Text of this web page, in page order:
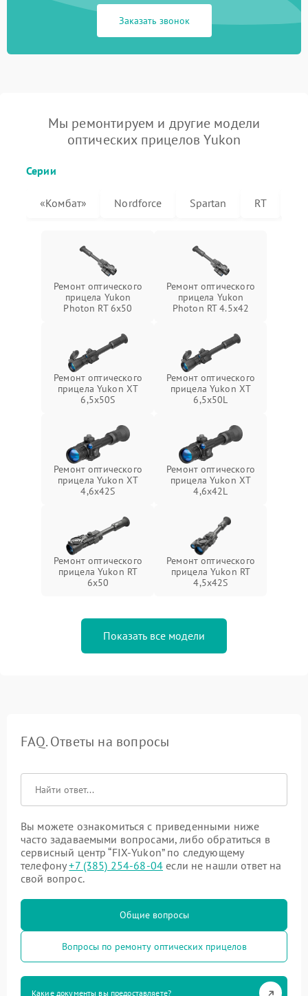
Заказать звонок
Мы ремонтируем и другие модели
оптических прицелов Yukon
Серии
«Комбат» Nordforce Spartan RT
Ремонт оптического
прицела Yukon
Photon RT 6x50
Ремонт оптического
прицела Yukon
Photon RT 4.5x42
Ремонт оптического
прицела Yukon XT
6,5x50S
Ремонт оптического
прицела Yukon XT
6,5x50L
Ремонт оптического
прицела Yukon XT
4,6x42S
Ремонт оптического
прицела Yukon XT
4,6x42L
Ремонт оптического
прицела Yukon RT
6x50
Ремонт оптического
прицела Yukon RT
4,5х42S
Показать все модели
FAQ. Ответы на вопросы
Вы можете ознакомиться с приведенными ниже
часто задаваемыми вопросами, либо обратиться в
сервисный центр “FIX-Yukon” по следующему
телефону+7 (385) 254-68-04 если не нашли ответ на
свой вопрос.
Общие вопросы
Вопросы по ремонту оптических прицелов
Какие документы вы предоставляете?